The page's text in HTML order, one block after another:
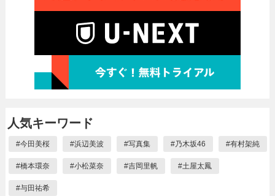
人気キーワード
#今田美桜 #浜辺美波 #写真集 #乃木坂46 #有村架純
#橋本環奈 #小松菜奈 #吉岡里帆 #土屋太鳳
#与田祐希